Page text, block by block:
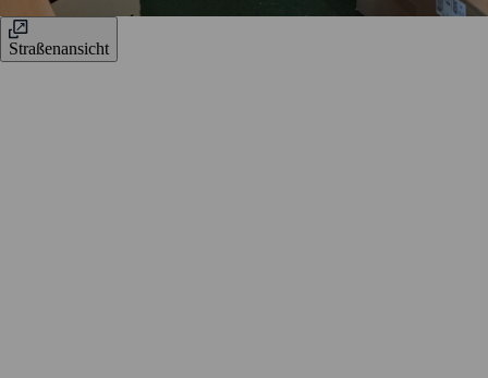
Straßenansicht